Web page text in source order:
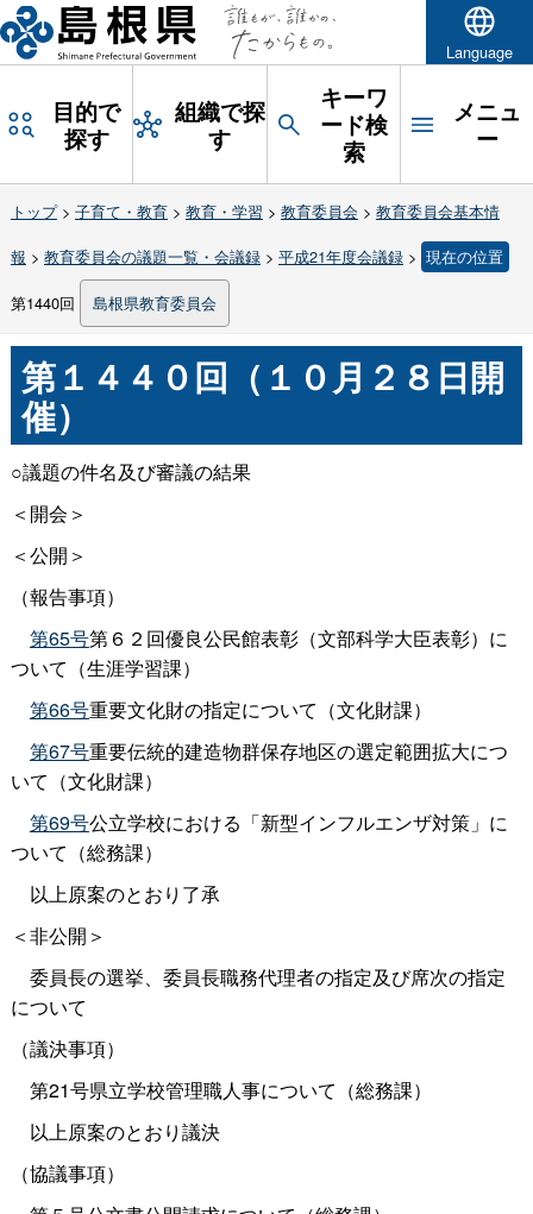
Language
目的で
探す
組織で探
す
キーワ
ード検
索
メニュ
ー
トップ> 子育て・教育> 教育・学習 > 教育委員会 > 教育委員会基本情
報 > 教育委員会の議題一覧・会議録> 平成21年度会議録> 現在の位置
第1440回 島根県教育委員会
第１４４０回（１０月２８日開
催）
○議題の件名及び審議の結果
＜開会＞
＜公開＞
（報告事項）
第65号第６２回優良公民館表彰（文部科学大臣表彰）に
ついて（生涯学習課）
第66号重要文化財の指定について（文化財課）
第67号重要伝統的建造物群保存地区の選定範囲拡大につ
いて（文化財課）
第69号公立学校における「新型インフルエンザ対策」に
ついて（総務課）
以上原案のとおり了承
＜非公開＞
委員長の選挙、委員長職務代理者の指定及び席次の指定
について
（議決事項）
第21号県立学校管理職人事について（総務課）
以上原案のとおり議決
（協議事項）